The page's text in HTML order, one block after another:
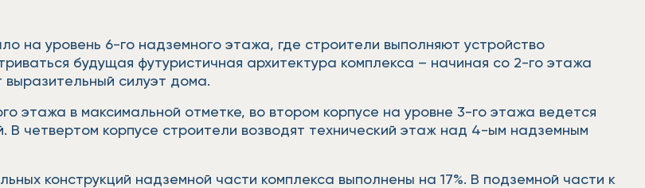
на уровень 6-го надземного этажа, где строители выполняют устройство
будущая футуристичная архитектура комплекса – начиная со 2-го этажа
силуэт дома.
этажа в максимальной отметке, во втором корпусе на уровне 3-го этажа ведется
В четвертом корпусе строители возводят технический этаж над 4-ым надземным
конструкций надземной части комплекса выполнены на 17%. В подземной части к